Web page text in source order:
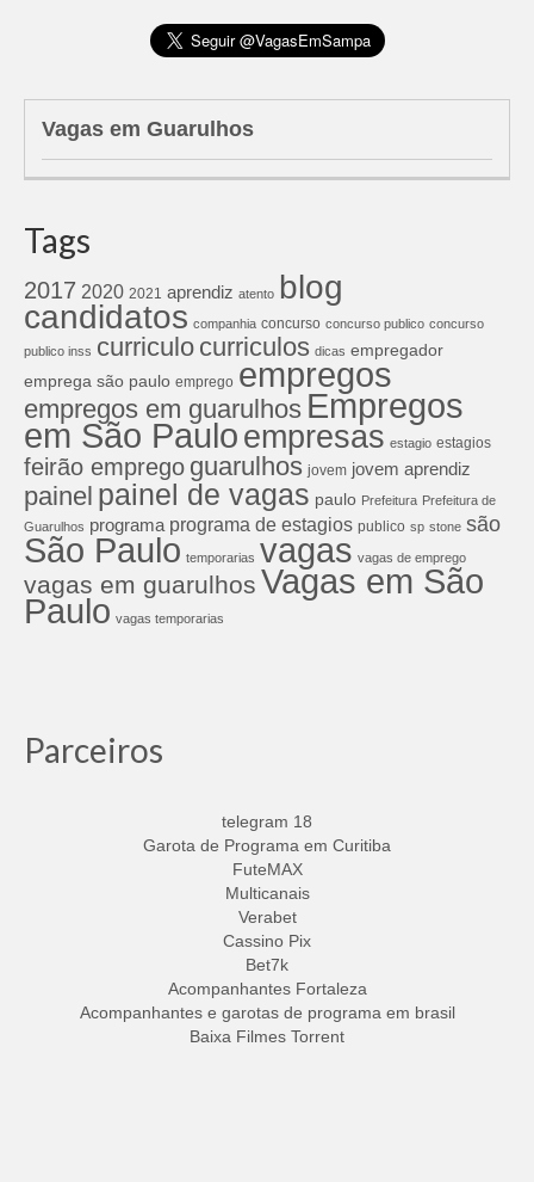
Vagas em Guarulhos
Tags
2017 2020 2021 aprendiz atento blog
candidatos companhia concurso concurso publico concurso
publico inss curriculo curriculos dicas empregador
emprega são paulo emprego empregos
empregos em guarulhos Empregos
em São Pauloempresas estagio estagios
feirão emprego guarulhos jovem jovem aprendiz
painel painel de vagas paulo Prefeitura Prefeitura de
Guarulhos programa programa de estagios publico sp stone são
São Paulo temporarias vagas vagas de emprego
vagas em guarulhos Vagas em São
Paulo vagas temporarias
Parceiros
telegram 18
Garota de Programa em Curitiba
FuteMAX
Multicanais
Verabet
Cassino Pix
Bet7k
Acompanhantes Fortaleza
Acompanhantes e garotas de programa em brasil
Baixa Filmes Torrent